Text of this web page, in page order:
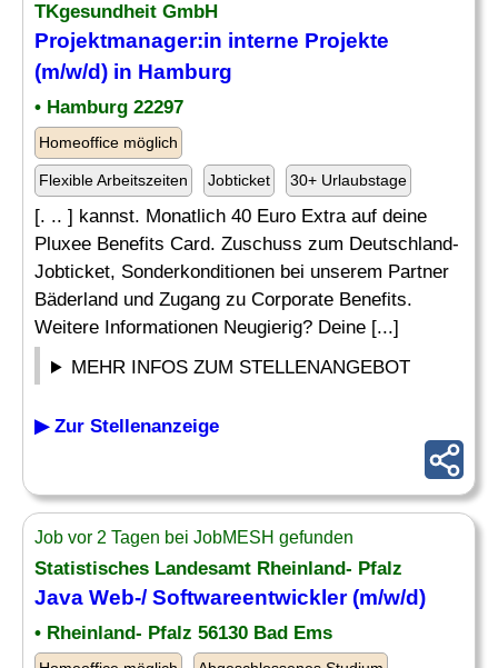
TKgesundheit GmbH
Projektmanager:in interne Projekte
(m/w/d) in Hamburg
• Hamburg 22297
Homeoffice möglich
Flexible Arbeitszeiten Jobticket 30+ Urlaubstage
[. .. ] kannst. Monatlich 40 Euro Extra auf deine
Pluxee Benefits Card. Zuschuss zum Deutschland-
Jobticket, Sonderkonditionen bei unserem Partner
Bäderland und Zugang zu Corporate Benefits.
Weitere Informationen Neugierig? Deine [...]
MEHR INFOS ZUM STELLENANGEBOT
▶ Zur Stellenanzeige
Job vor 2 Tagen bei JobMESH gefunden
Statistisches Landesamt Rheinland- Pfalz
Java Web-/ Softwareentwickler (m/w/d)
• Rheinland- Pfalz 56130 Bad Ems